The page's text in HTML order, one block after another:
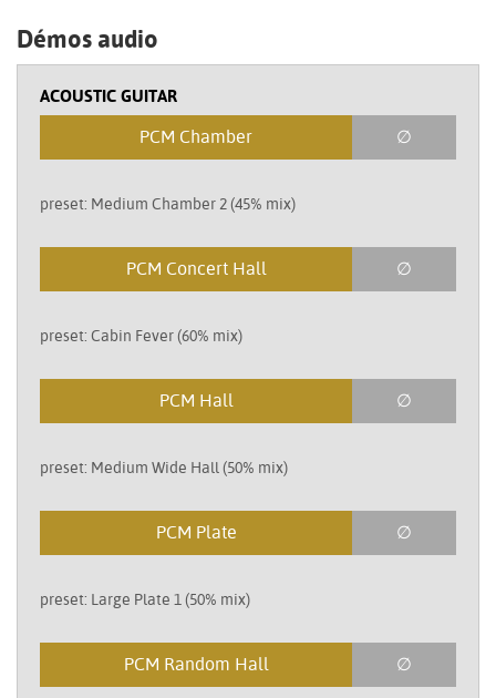
Démos audio
ACOUSTIC GUITAR
PCM Chamber ∅
preset: Medium Chamber 2 (45% mix)
PCM Concert Hall ∅
preset: Cabin Fever (60% mix)
PCM Hall ∅
preset: Medium Wide Hall (50% mix)
PCM Plate ∅
preset: Large Plate 1 (50% mix)
PCM Random Hall ∅